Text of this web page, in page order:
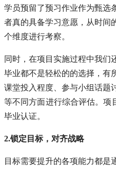
学员预留了预习作业作为甄选
者真的具备学习意愿，从时间
个维度进行考察。
同时，在项目实施过程中我们
毕业都不是轻松的的选择，有
课堂投入程度、参与小组话题
等不同方面进行综合评估。项
毕业认证。
2.锁定目标，对齐战略
目标需要提升的各项能力都是